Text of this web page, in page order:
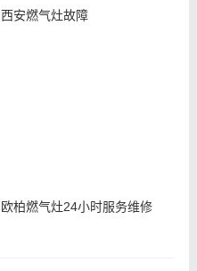
西安燃气灶故障
欧柏燃气灶24小时服务维修